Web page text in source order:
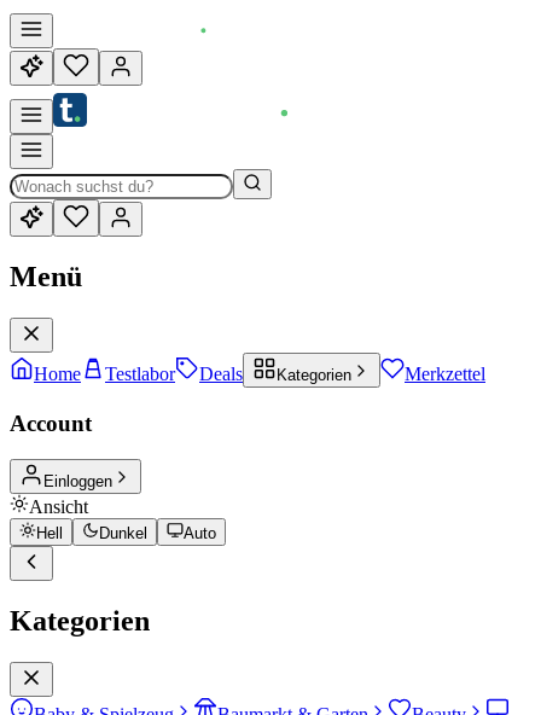
Menü
Home Testlabor Deals Kategorien Merkzettel
Account
Einloggen
Ansicht
Hell Dunkel Auto
Kategorien